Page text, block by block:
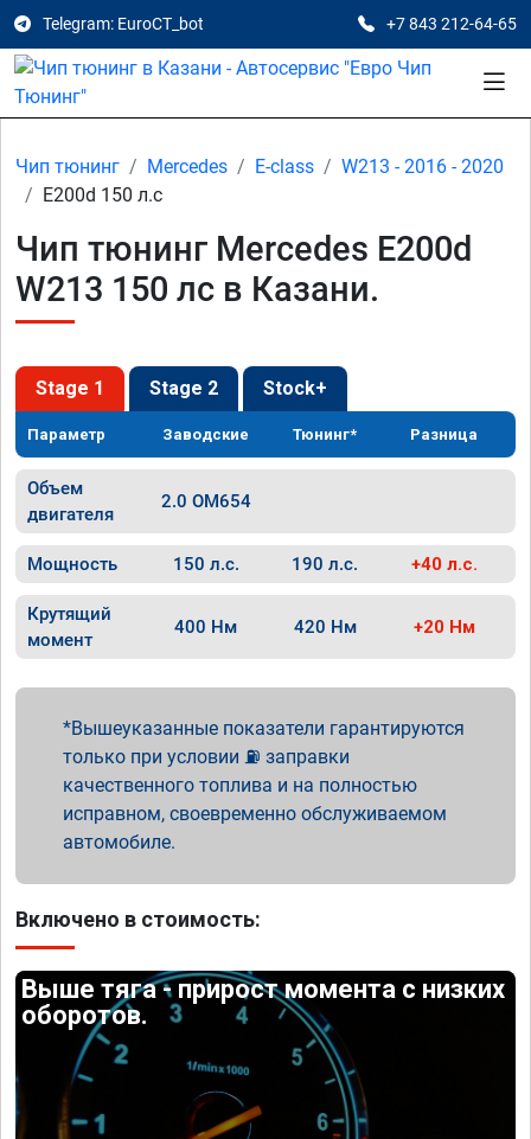
Telegram: EuroCT_bot +7 843 212-64-65
Чип тюнинг Mercedes E-class
W213 - 2016 - 2020
E200d 150 л.с
Чип тюнинг Mercedes E200d
W213 150 лс в Казани.
Stage 1 Stage 2 Stock+
Параметр Заводские Тюнинг* Разница
Объем
двигателя
2.0 OM654
Мощность 150 л.с. 190 л.с. +40 л.с.
Крутящий
момент
400 Нм 420 Нм +20 Нм
Вышеуказанные показатели гарантируются
только при условии ⛽ заправки
качественного топлива и на полностью
исправном, своевременно обслуживаемом
автомобиле.
Включено в стоимость:
Выше тяга - прирост момента с низких
оборотов.